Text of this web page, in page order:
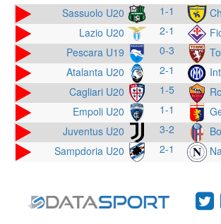
Sassuolo U20 1-1
Lazio U20
2-1
Pescara U19
0-3
Atalanta U20
2-1
Cagliari U20
1-5
Empoli U20
1-1
Juventus U20
3-2
Sampdoria U20
2-1